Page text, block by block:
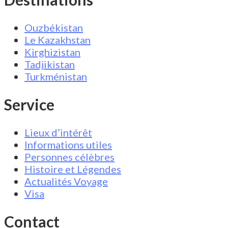
Ouzbékistan
Le Kazakhstan
Kirghizistan
Tadjikistan
Turkménistan
Service
Lieux d’intérêt
Informations utiles
Personnes célèbres
Histoire et Légendes
Actualités Voyage
Visa
Contact